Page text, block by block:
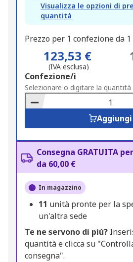
Visualizza le opzioni di
quantità
Prezzo per 1 confezione da
123,53 €
(IVA esclusa)
Add
to
Basket
Confezione/i
Selezionare o digitare la quantità
Aggiungi
Consegna GRATUITA
da 60,00 €
In magazzino
11 unità pronte per la
un'altra sede
Te ne servono di più?
quantità e clicca su
consegna".